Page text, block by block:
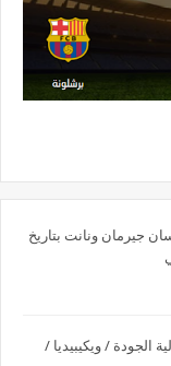
جيرمان ونانت بتاريخ
الجودة / ويكيبيديا /